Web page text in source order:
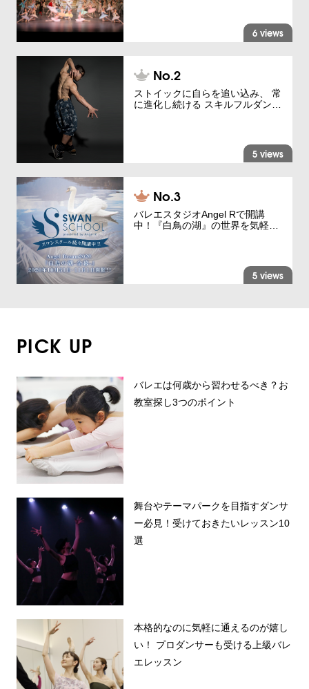
6 views
ストイックに自らを追い込み、 常
に進化し続ける スキルフルダン…
5 views
バレエスタジオAngel Rで開講
中！『白鳥の湖』の世界を気軽…
5 views
PICK UP
バレエは何歳から習わせるべき？お
教室探し3つのポイント
舞台やテーマパークを目指すダンサ
ー必見！受けておきたいレッスン10
選
本格的なのに気軽に通えるのが嬉し
い！ プロダンサーも受ける上級バレ
エレッスン